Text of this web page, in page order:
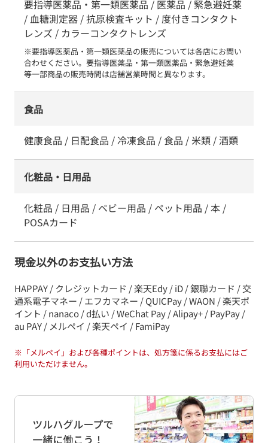
要指導医薬品・第一類医薬品 / 医薬品 / 緊急避妊薬
/ 血糖測定器 / 抗原検査キット / 度付きコンタクト
レンズ / カラーコンタクトレンズ
※要指導医薬品・第一類医薬品の販売については各店にお問い
合わせください。要指導医薬品・第一類医薬品・緊急避妊薬
等一部商品の販売時間は店舗営業時間と異なります。
食品
健康食品 / 日配食品 / 冷凍食品 / 食品 / 米類 / 酒類
化粧品・日用品
化粧品 / 日用品 / ベビー用品 / ペット用品 / 本 /
POSAカード
現金以外のお支払い方法
HAPPAY / クレジットカード / 楽天Edy / iD / 銀聯カード / 交
通系電子マネー / エフカマネー / QUICPay / WAON / 楽天ポ
イント / nanaco / d払い / WeChat Pay / Alipay+ / PayPay /
au PAY / メルペイ / 楽天ペイ / FamiPay
※ 「メルペイ」および各種ポイントは、処方箋に係るお支払にはご
利用いただけません。